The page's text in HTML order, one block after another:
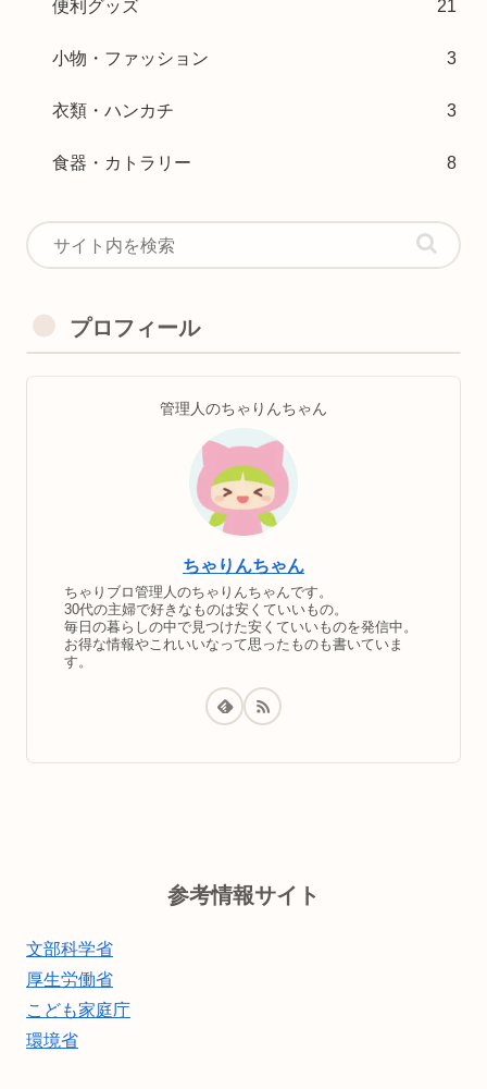
便利グッズ 21
小物・ファッション 3
衣類・ハンカチ 3
食器・カトラリー 8
プロフィール
管理人のちゃりんちゃん
ちゃりんちゃん
ちゃりブロ管理人のちゃりんちゃんです。
30代の主婦で好きなものは安くていいもの。
毎日の暮らしの中で見つけた安くていいものを発信中。
お得な情報やこれいいなって思ったものも書いていま
す。
参考情報サイト
文部科学省
厚生労働省
こども家庭庁
環境省